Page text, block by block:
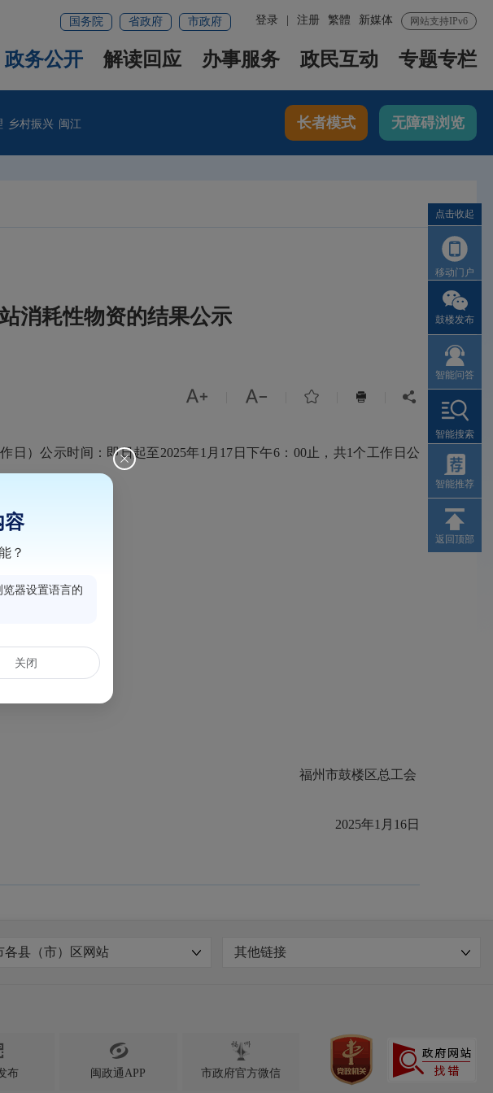
网站支持IPv6
新媒体
繁體
登录 注册
国务院 省政府 市政府
政务公开 解读回应 办事服务 政民互动 专题专栏
乡村振兴 闽江 长者模式 无障碍浏览
消耗性物资的结果公示
    
）公示时间：即日起至2025年1月17日下午6：00止，共1个工作日公
福州市鼓楼区总工会
2025年1月16日
各县（市）区网站 其他链接
布

闽政通APP 市政府官方微信
点击收起
移动门户
鼓楼发布
智能问答
智能搜索
智能推荐
返回顶部
容
？
器设置语言的
关闭